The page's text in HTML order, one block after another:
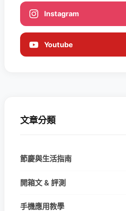
Instagram
Youtube
文章分類
節慶與生活指南
開箱文 & 評測
手機應用教學